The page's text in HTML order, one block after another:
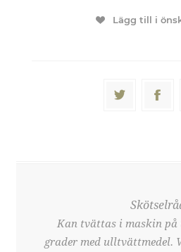
Lägg till i
Kan tvättas i maskin
grader med ulltvättmedel.